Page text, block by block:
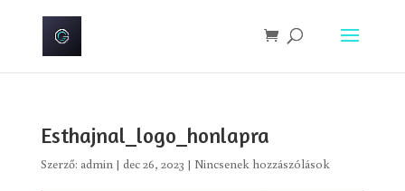
Esthajnal_logo_honlapra
Szerző: admin| dec 26, 2023 | Nincsenek hozzászólások